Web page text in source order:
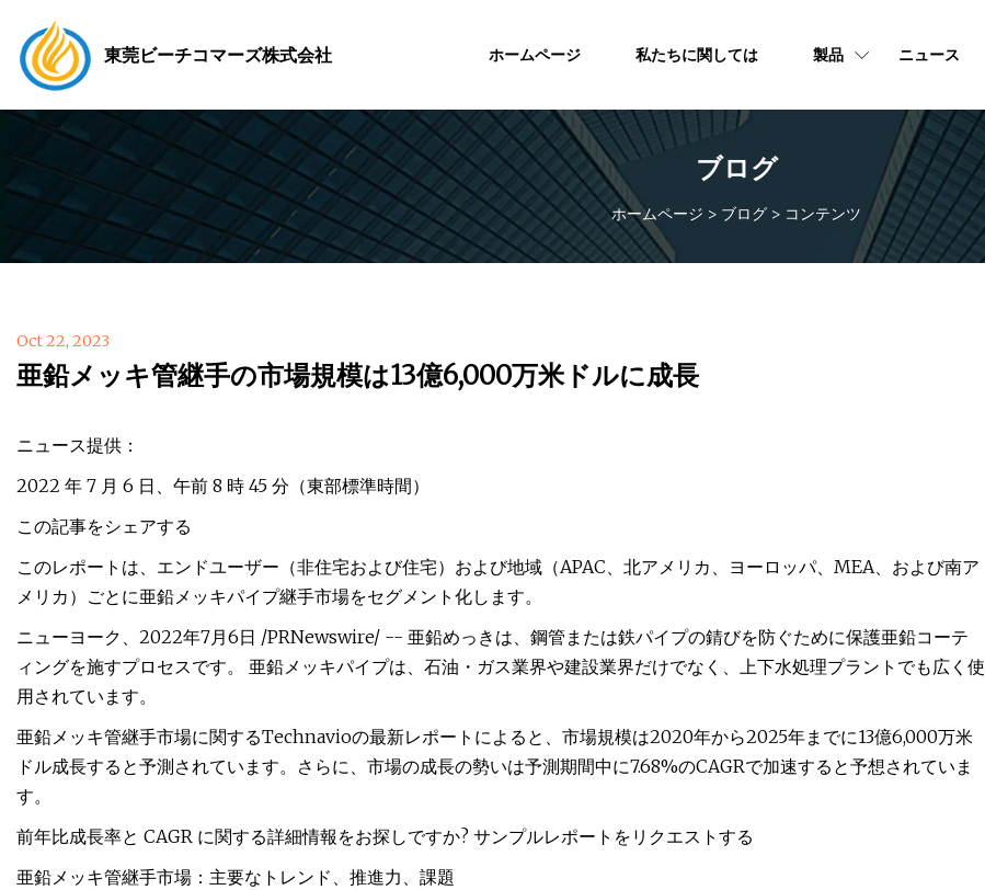
東莞ビーチコマーズ株式会社 ホームページ 私たちに関しては 製品 ニュース
ブログ
ホームページ > ブログ > コンテンツ
Oct 22, 2023
亜鉛メッキ管継手の市場規模は13億6,000万米ドルに成長
ニュース提供：
2022 年 7 月 6 日、午前 8 時 45 分（東部標準時間）
この記事をシェアする
このレポートは、エンドユーザー（非住宅および住宅）および地域（APAC、北アメリカ、ヨーロッパ、MEA、および南ア
メリカ）ごとに亜鉛メッキパイプ継手市場をセグメント化します。
ニューヨーク、2022年7月6日 /PRNewswire/ -- 亜鉛めっきは、鋼管または鉄パイプの錆びを防ぐために保護亜鉛コーテ
ィングを施すプロセスです。 亜鉛メッキパイプは、石油・ガス業界や建設業界だけでなく、上下水処理プラントでも広く使
用されています。
亜鉛メッキ管継手市場に関するTechnavioの最新レポートによると、市場規模は2020年から2025年までに13億6,000万米
ドル成長すると予測されています。さらに、市場の成長の勢いは予測期間中に7.68%のCAGRで加速すると予想されていま
す。
前年比成長率と CAGR に関する詳細情報をお探しですか? サンプルレポートをリクエストする
亜鉛メッキ管継手市場：主要なトレンド、推進力、課題